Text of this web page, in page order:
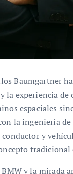
Baumgartner
experiencia
espaciales
la ingeniería
y
y la mirada